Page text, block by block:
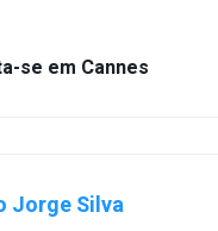
se em Cannes
Jorge Silva